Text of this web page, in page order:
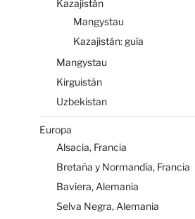
Kazajistán
Mangystau
Kazajistán: guía
Mangystau
Kirguistán
Uzbekistan
Europa
Alsacia, Francia
Bretaña y Normandía, Francia
Baviera, Alemania
Selva Negra, Alemania